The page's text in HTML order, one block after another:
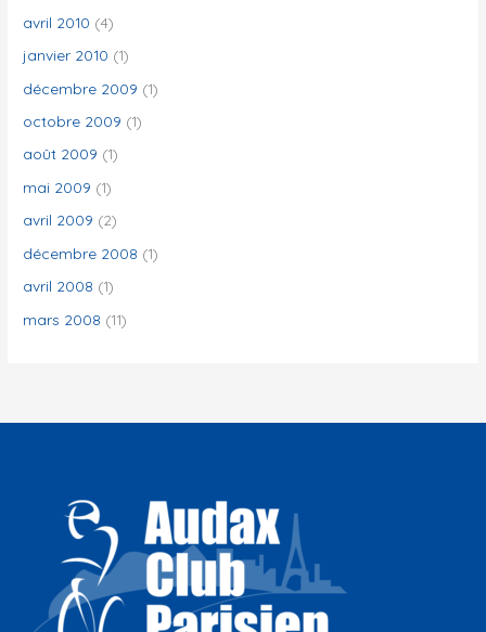
avril 2010 (4)
janvier 2010 (1)
décembre 2009 (1)
octobre 2009 (1)
août 2009 (1)
mai 2009 (1)
avril 2009 (2)
décembre 2008 (1)
avril 2008 (1)
mars 2008 (11)